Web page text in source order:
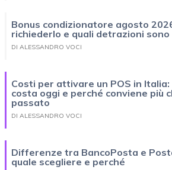
Bonus condizionatore agosto
richiederlo e quali detrazioni
DI ALESSANDRO VOCI
Costi per attivare un POS in
costa oggi e perché conviene più
passato
DI ALESSANDRO VOCI
Differenze tra BancoPosta e
quale scegliere e perché